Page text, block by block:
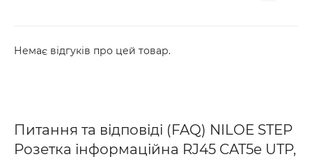
Немає відгуків про цей товар.
Питання та відповіді (FAQ) NILOE STEP
Розетка інформаційна RJ45 CAT5e UTP,